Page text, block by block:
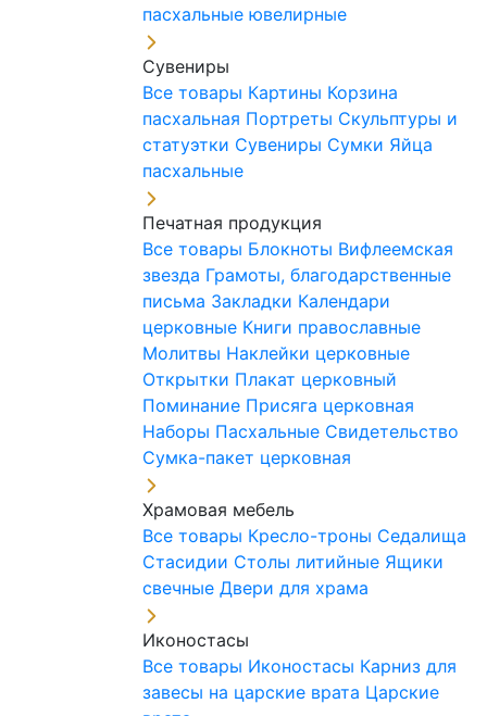
пасхальные ювелирные
Сувениры
Все товары Картины Корзина
пасхальная Портреты Скульптуры и
статуэтки Сувениры Сумки Яйца
пасхальные
Печатная продукция
Все товары Блокноты Вифлеемская
звезда Грамоты, благодарственные
письма Закладки Календари
церковные Книги православные
Молитвы Наклейки церковные
Открытки Плакат церковный
Поминание Присяга церковная
Наборы Пасхальные Свидетельство
Сумка-пакет церковная
Храмовая мебель
Все товары Кресло-троны Седалища
Стасидии Столы литийные Ящики
свечные Двери для храма
Иконостасы
Все товары Иконостасы Карниз для
завесы на царские врата Царские